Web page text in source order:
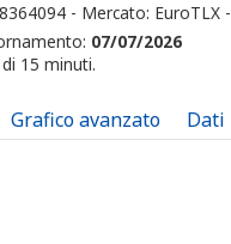
- Mercato: EuroTLX
07/07/2026
15 minuti.
Grafico avanzato Dati